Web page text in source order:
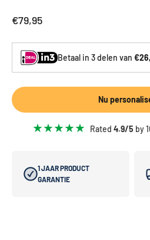
Aanbiedingsprijs
€79,95
Betaal in 3 delen van
Nu
★★★★★ Rated 4.9/5 by
1 JAAR PRODUCT
GARANTIE